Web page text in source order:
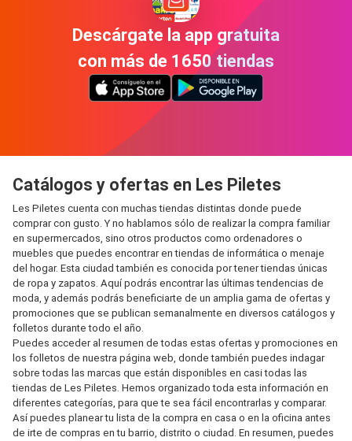
Descárgate la app gratuita
con más de 1650 tiendas
Catálogos y ofertas en Les Piletes
Les Piletes cuenta con muchas tiendas distintas donde puede
comprar con gusto. Y no hablamos sólo de realizar la compra familiar
en supermercados, sino otros productos como ordenadores o
muebles que puedes encontrar en tiendas de informática o menaje
del hogar. Esta ciudad también es conocida por tener tiendas únicas
de ropa y zapatos. Aquí podrás encontrar las últimas tendencias de
moda, y además podrás beneficiarte de un amplia gama de ofertas y
promociones que se publican semanalmente en diversos catálogos y
folletos durante todo el año.
Puedes acceder al resumen de todas estas ofertas y promociones en
los folletos de nuestra página web, donde también puedes indagar
sobre todas las marcas que están disponibles en casi todas las
tiendas de Les Piletes. Hemos organizado toda esta información en
diferentes categorías, para que te sea fácil encontrarlas y comparar.
Así puedes planear tu lista de la compra en casa o en la oficina antes
de irte de compras en tu barrio, distrito o ciudad. En resumen, puedes